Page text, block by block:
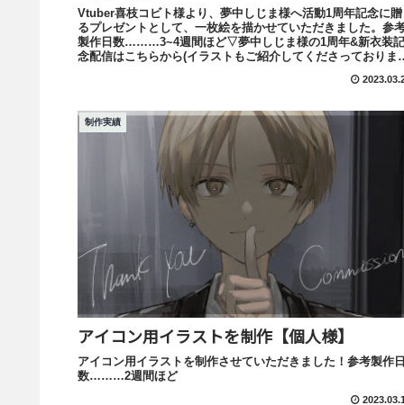
Vtuber喜枝コビト様より、夢中しじま様へ活動1周年記念に贈
るプレゼントとして、一枚絵を描かせていただきました。参
製作日数………3~4週間ほど▽夢中しじま様の1周年&新衣装記
念配信はこちらから(イラストもご紹介してくださっておりま
制作実績
アイコン用イラストを制作【個人様】
アイコン用イラストを制作させていただきました！参考製作
数………2週間ほど